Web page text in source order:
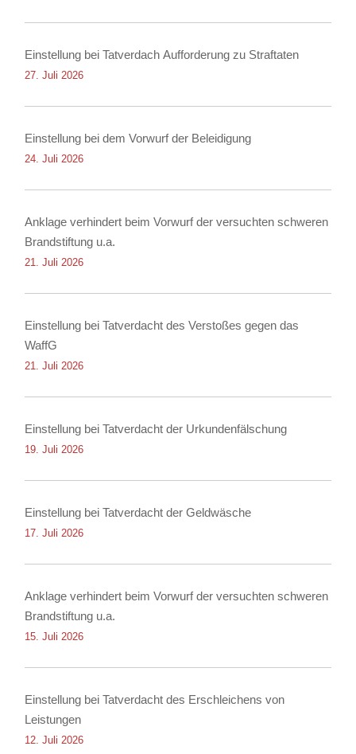
Einstellung bei Tatverdach Aufforderung zu Straftaten
27. Juli 2026
Einstellung bei dem Vorwurf der Beleidigung
24. Juli 2026
Anklage verhindert beim Vorwurf der versuchten schweren
Brandstiftung u.a.
21. Juli 2026
Einstellung bei Tatverdacht des Verstoßes gegen das
WaffG
21. Juli 2026
Einstellung bei Tatverdacht der Urkundenfälschung
19. Juli 2026
Einstellung bei Tatverdacht der Geldwäsche
17. Juli 2026
Anklage verhindert beim Vorwurf der versuchten schweren
Brandstiftung u.a.
15. Juli 2026
Einstellung bei Tatverdacht des Erschleichens von
Leistungen
12. Juli 2026